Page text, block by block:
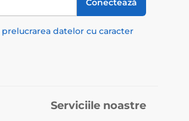
Conectează
prelucrarea datelor cu caracter
Serviciile noastre